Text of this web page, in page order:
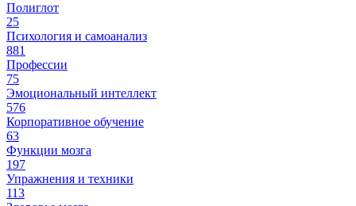
Полиглот
25
Психология и самоанализ
881
Профессии
75
Эмоциональный интеллект
576
Корпоративное обучение
63
Функции мозга
197
Упражнения и техники
113